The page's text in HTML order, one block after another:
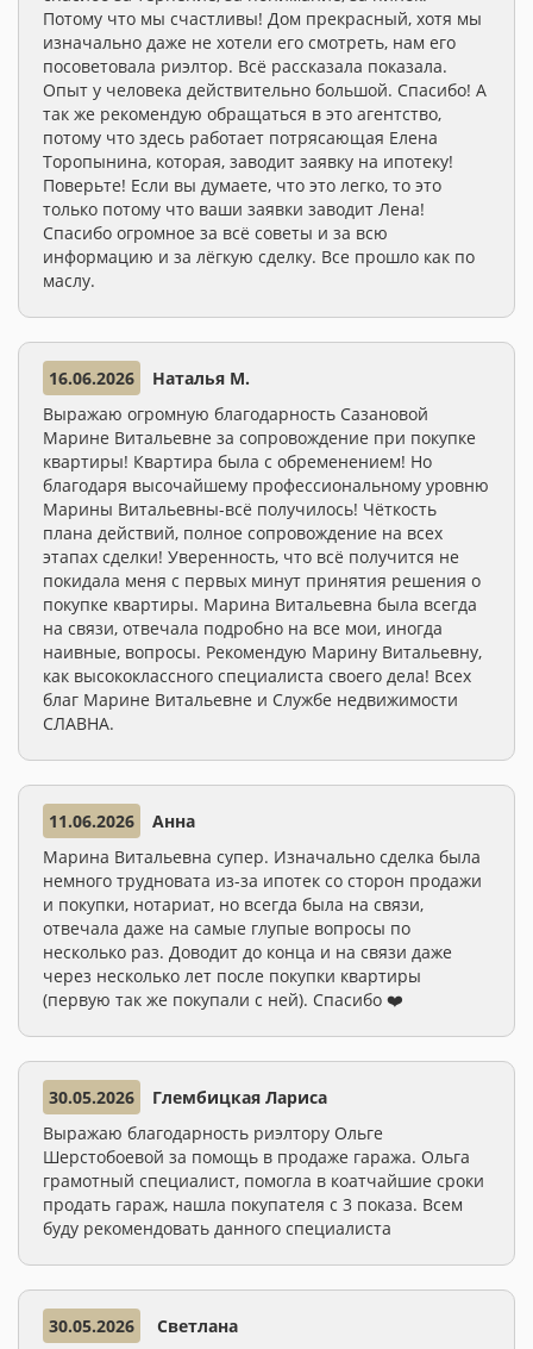
Потому что мы счастливы! Дом прекрасный, хотя мы
изначально даже не хотели его смотреть, нам его
посоветовала риэлтор. Всё рассказала показала.
Опыт у человека действительно большой. Спасибо! А
так же рекомендую обращаться в это агентство,
потому что здесь работает потрясающая Елена
Торопынина, которая, заводит заявку на ипотеку!
Поверьте! Если вы думаете, что это легко, то это
только потому что ваши заявки заводит Лена!
Спасибо огромное за всё советы и за всю
информацию и за лёгкую сделку. Все прошло как по
маслу.
16.06.2026
Наталья М.
Выражаю огромную благодарность Сазановой
Марине Витальевне за сопровождение при покупке
квартиры! Квартира была с обременением! Но
благодаря высочайшему профессиональному уровню
Марины Витальевны-всё получилось! Чёткость
плана действий, полное сопровождение на всех
этапах сделки! Уверенность, что всё получится не
покидала меня с первых минут принятия решения о
покупке квартиры. Марина Витальевна была всегда
на связи, отвечала подробно на все мои, иногда
наивные, вопросы. Рекомендую Марину Витальевну,
как высококлассного специалиста своего дела! Всех
благ Марине Витальевне и Службе недвижимости
СЛАВНА.
11.06.2026
Анна
Марина Витальевна супер. Изначально сделка была
немного трудновата из-за ипотек со сторон продажи
и покупки, нотариат, но всегда была на связи,
отвечала даже на самые глупые вопросы по
несколько раз. Доводит до конца и на связи даже
через несколько лет после покупки квартиры
(первую так же покупали с ней). Спасибо ❤️
30.05.2026
Глембицкая Лариса
Выражаю благодарность риэлтору Ольге
Шерстобоевой за помощь в продаже гаража. Ольга
грамотный специалист, помогла в коатчайшие сроки
продать гараж, нашла покупателя с 3 показа. Всем
буду рекомендовать данного специалиста
30.05.2026
Светлана